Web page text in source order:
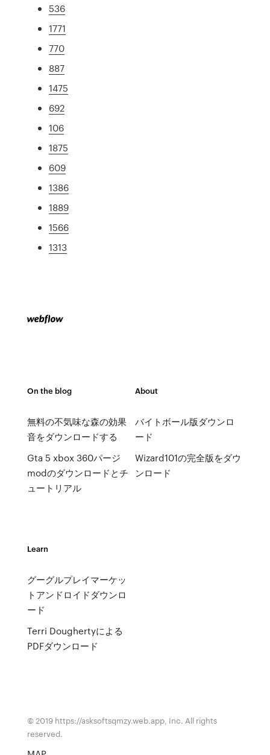
536
1771
770
887
1475
692
106
1875
609
1386
1889
1566
1313
On the blog
無料の不気味な森の効果
音をダウンロードする
Gta 5 xbox 360パージ
modのダウンロードとチ
ュートリアル
About
バイトボール版ダウンロ
ード
Wizard101の完全版をダウ
ンロード
Learn
グーグルプレイマーケッ
トアンドロイドダウンロ
ード
Terri Doughertyによる
PDFダウンロード
© 2019 https://asksoftsqmzy.web.app, Inc. All rights
reserved.